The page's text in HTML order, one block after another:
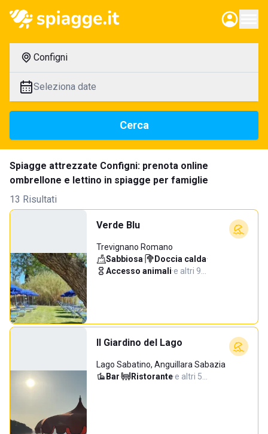
Configni
Seleziona date
Cerca
Spiagge attrezzate Configni: prenota online
ombrellone e lettino in spiagge per famiglie
13 Risultati
Verde Blu
Trevignano Romano
Sabbiosa· Doccia calda·
Accesso animali·e altri 9…
Il Giardino del Lago
Lago Sabatino, Anguillara Sabazia
Bar· Ristorante·e altri 5…